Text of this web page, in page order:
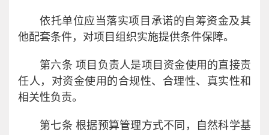
依托单位应当落实项目承诺的自筹资金及其
他配套条件，对项目组织实施提供条件保障。
第六条 项目负责人是项目资金使用的直接责
任人，对资金使用的合规性、合理性、真实性和
相关性负责。
第七条 根据预算管理方式不同，自然科学基